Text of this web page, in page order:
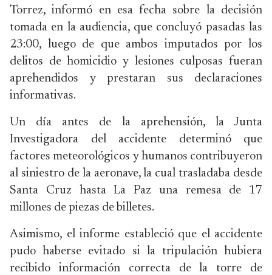
Torrez, informó en esa fecha sobre la decisión
tomada en la audiencia, que concluyó pasadas las
23:00, luego de que ambos imputados por los
delitos de homicidio y lesiones culposas fueran
aprehendidos y prestaran sus declaraciones
informativas.
Un día antes de la aprehensión, la Junta
Investigadora del accidente determinó que
factores meteorológicos y humanos contribuyeron
al siniestro de la aeronave, la cual trasladaba desde
Santa Cruz hasta La Paz una remesa de 17
millones de piezas de billetes.
Asimismo, el informe estableció que el accidente
pudo haberse evitado si la tripulación hubiera
recibido información correcta de la torre de